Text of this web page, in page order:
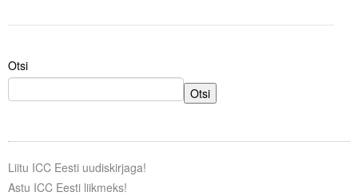
Oskusteave
Incoterms® 2020
Projektid
Otsi
Otsi
Liitu ICC Eesti uudiskirjaga!
Astu ICC Eesti liikmeks!